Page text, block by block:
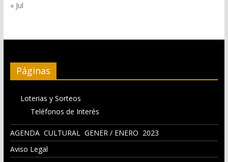
« Jul
Páginas
Loterias y Sorteos
Teléfonos de Interés
AGENDA CULTURAL GENER / ENERO 2023
Aviso Legal